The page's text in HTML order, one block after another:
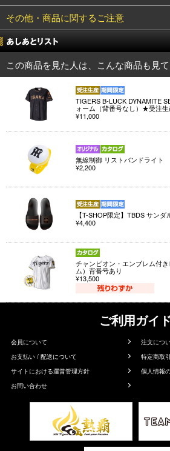
その他・商品に関するご注意
この商品を見た人は、こんな商品も見
TIGERS B-LUCK DYNAMITE
ォーム（背番号なし）★受注
¥11,000
無線制御 リストバンドライト
¥2,200
【T-SHOP限定】TBDS サン
¥4,400
チャンピオン・エンブレム付
ム）背番号あり
¥13,500
ご利用ガイ
会員について
注文につ
お支払い / 配送について
特定商取
サイトにおける運営管理方針
個人情報
お問い合わせ